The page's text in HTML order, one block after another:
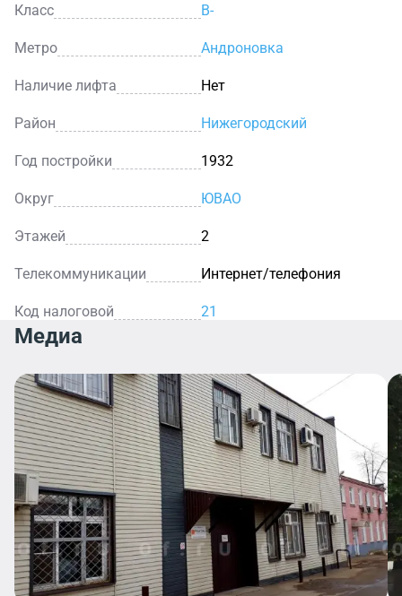
Класс B-
Метро Андроновка
Наличие лифта Нет
Район Нижегородский
Год постройки 1932
Округ ЮВАО
Этажей 2
Телекоммуникации Интернет/телефония
Код налоговой 21
Медиа